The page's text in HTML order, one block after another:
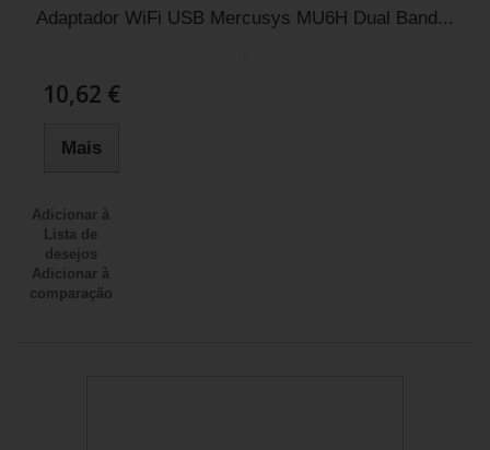
Adaptador WiFi USB Mercusys MU6H Dual Band...
10,62 €
Mais
Adicionar à
Lista de
desejos
Adicionar à
comparação